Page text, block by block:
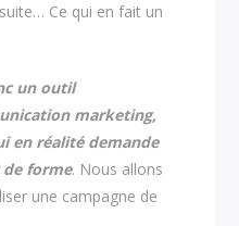
Ce qui en fait un
un outil
marketing,
en réalité demande
forme. Nous allons
une campagne de